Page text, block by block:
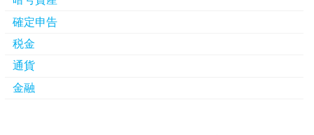
確定申告
税金
通貨
金融